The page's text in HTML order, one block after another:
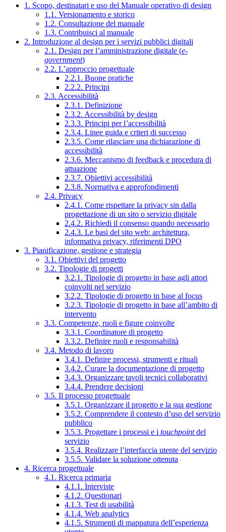
1. Scopo, destinatari e uso del Manuale operativo di design
1.1. Versionamento e storico
1.2. Consultazione del manuale
1.3. Contribuisci al manuale
2. Introduzione al design per i servizi pubblici digitali
2.1. Design per l’amministrazione digitale (e-
government)
2.2. L’approccio progettuale
2.2.1. Buone pratiche
2.2.2. Principi
2.3. Accessibilità
2.3.1. Definizione
2.3.2. Accessibilità by design
2.3.3. Principi per l’accessibilità
2.3.4. Linee guida e criteri di successo
2.3.5. Come rilasciare una dichiarazione di
accessibilità
2.3.6. Meccanismo di feedback e procedura di
attuazione
2.3.7. Obiettivi accessibilità
2.3.8. Normativa e approfondimenti
2.4. Privacy
2.4.1. Come rispettare la privacy sin dalla
progettazione di un sito o servizio digitale
2.4.2. Richiedi il consenso quando necessario
2.4.3. Le basi del sito web: architettura,
informativa privacy, riferimenti DPO
3. Pianificazione, gestione e strategia
3.1. Obiettivi del progetto
3.2. Tipologie di progetti
3.2.1. Tipologie di progetto in base agli attori
coinvolti nel servizio
3.2.2. Tipologie di progetto in base al focus
3.2.3. Tipologie di progetto in base all’ambito di
intervento
3.3. Competenze, ruoli e figure coinvolte
3.3.1. Coordinatore di progetto
3.3.2. Definire ruoli e responsabilità
3.4. Metodo di lavoro
3.4.1. Definire processi, strumenti e rituali
3.4.2. Curare la documentazione di progetto
3.4.3. Organizzare tavoli tecnici collaborativi
3.4.4. Prendere decisioni
3.5. Il processo progettuale
3.5.1. Organizzare il progetto e la sua gestione
3.5.2. Comprendere il contesto d’uso del servizio
pubblico
3.5.3. Progettare i processi e i touchpointdel
servizio
3.5.4. Realizzare l’interfaccia utente del servizio
3.5.5. Validare la soluzione ottenuta
4. Ricerca progettuale
4.1. Ricerca primaria
4.1.1. Interviste
4.1.2. Questionari
4.1.3. Test di usabilità
4.1.4. Web analytics
4.1.5. Strumenti di mappatura dell’esperienza